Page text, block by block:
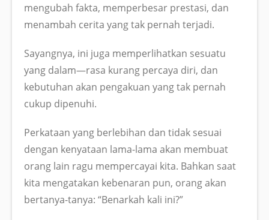
mengubah fakta, memperbesar prestasi, dan
menambah cerita yang tak pernah terjadi.
Sayangnya, ini juga memperlihatkan sesuatu
yang dalam—rasa kurang percaya diri, dan
kebutuhan akan pengakuan yang tak pernah
cukup dipenuhi.
Perkataan yang berlebihan dan tidak sesuai
dengan kenyataan lama-lama akan membuat
orang lain ragu mempercayai kita. Bahkan saat
kita mengatakan kebenaran pun, orang akan
bertanya-tanya: “Benarkah kali ini?”